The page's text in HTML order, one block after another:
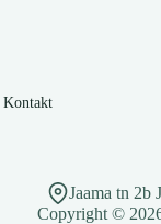
Kontakt
Jaama tn 2b
Copyright ©